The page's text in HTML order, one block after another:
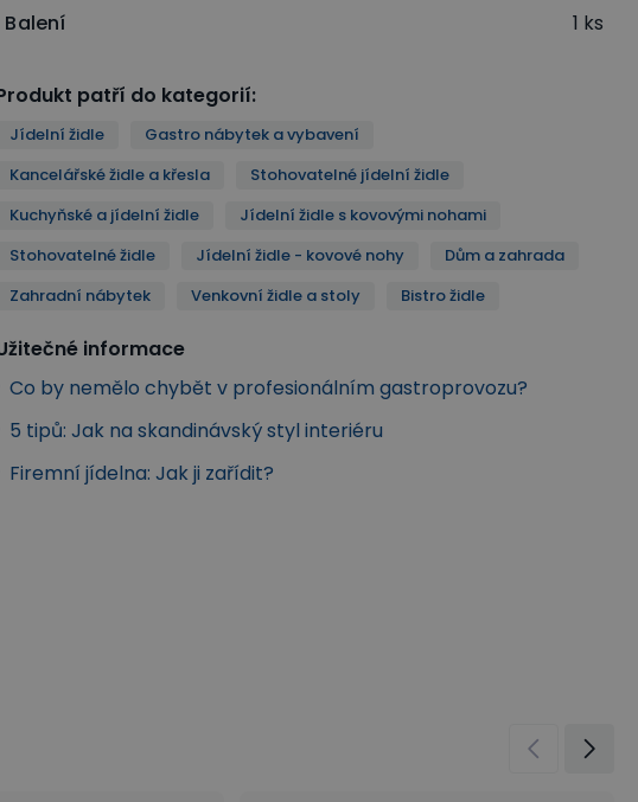
Balení
1 ks
patří do kategorií:
Jídelní židle
Gastro nábytek a vybavení
Kancelářské židle a křesla
Stohovatelné jídelní židle
Kuchyňské a jídelní židle
Jídelní židle s kovovými nohami
Stohovatelné židle
Jídelní židle - kovové nohy
Dům a zahrada
Zahradní nábytek
Venkovní židle a stoly Bistro židle
informace
Co by nemělo chybět v profesionálním gastroprovozu?
5 tipů: Jak na skandinávský styl interiéru
Firemní jídelna: Jak ji zařídit?